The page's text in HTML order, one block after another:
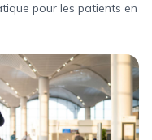
pour les patients en